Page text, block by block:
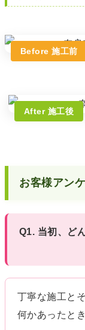
Before 施工前
After 施工後
お客様アン
Q1. 当初、ど
丁寧な施工と
何かあったと